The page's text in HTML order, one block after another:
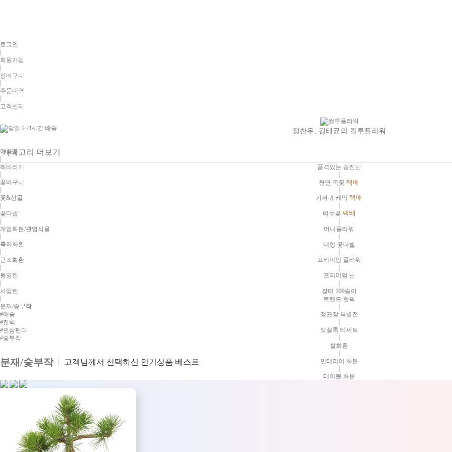
로그인
|
회원가입
|
장바구니
주문내역
고객센터
정찬우, 김태균의 컬투플라워
카테고리 더보기
품격있는 승진난
|
천연 옥꽃 택배
기저귀 케익 택배
비누꽃 택배
|
머니플라워
|
대형 꽃다발
프리미엄 플라워
프리미엄 난
|
장미 100송이
트랜드 핫픽
정관장 특별전
오설록 티세트
|
쌀화환
|
인테리어 화분
테이블 화분
여름꽃
|
해바라기
꽃바구니
꽃&선물
|
꽃다발
|
개업화분/관엽식물
축하화환
근조화환
|
동양란
|
서양란
분재/숯부작
#해송
#진백
#인삼펜다
#숯부작
분재/숯부작 고객님께서 선택하신 인기상품 베스트